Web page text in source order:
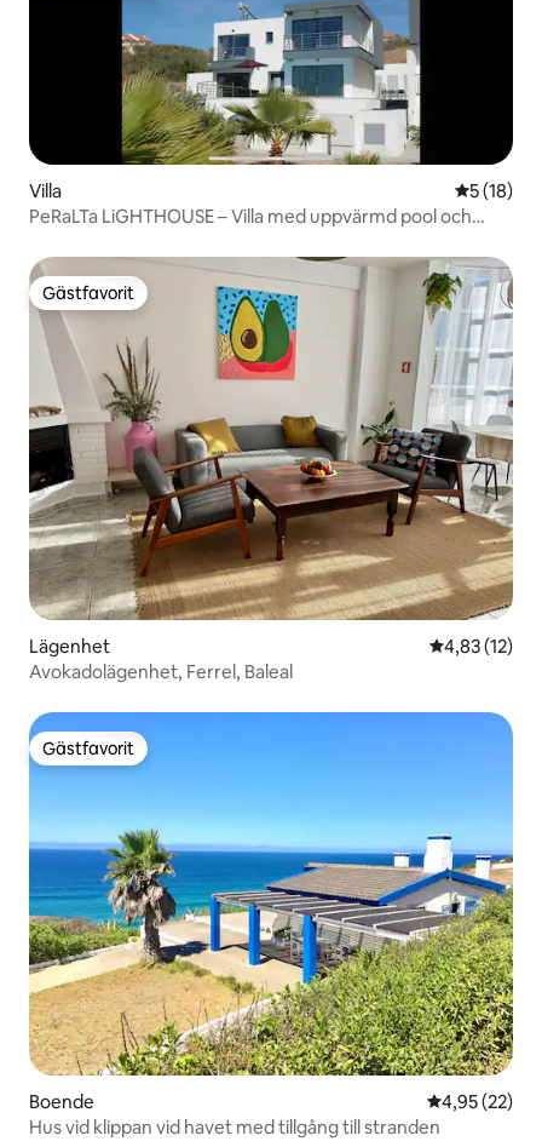
Villa 5 av 5 i
5 (18)
PeRaLTa LiGHTHOUSE – Villa med uppvärmd pool och
Gästfavorit
Gästfavorit
Lägenhet 4,83 av 5 i
4,83 (12)
Avokadolägenhet, Ferrel, Baleal
Gästfavorit
Gästfavorit
Boende 4,95 av 5 i
4,95 (22)
Hus vid klippan vid havet med tillgång till stranden